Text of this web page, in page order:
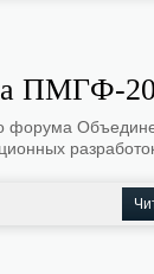
на ПМГФ-
форума